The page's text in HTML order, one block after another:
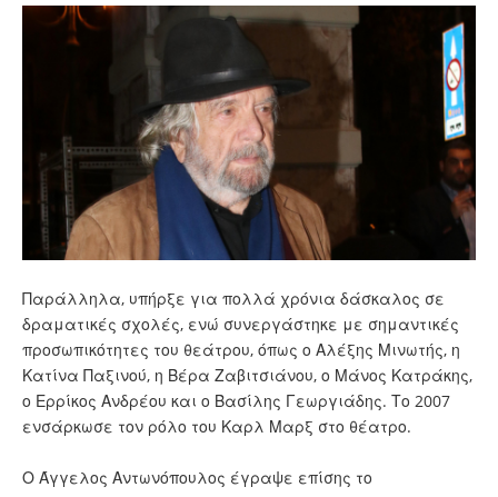
Παράλληλα, υπήρξε για πολλά χρόνια δάσκαλος σε
δραματικές σχολές, ενώ συνεργάστηκε με σημαντικές
προσωπικότητες του θεάτρου, όπως ο Αλέξης Μινωτής, η
Κατίνα Παξινού, η Βέρα Ζαβιτσιάνου, ο Μάνος Κατράκης,
ο Ερρίκος Ανδρέου και ο Βασίλης Γεωργιάδης. Το 2007
ενσάρκωσε τον ρόλο του Καρλ Μαρξ στο θέατρο.
Ο Άγγελος Αντωνόπουλος έγραψε επίσης το